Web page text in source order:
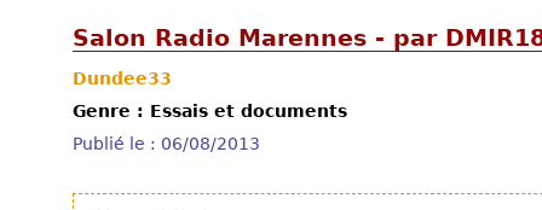
Salon Radio Marennes - par
Dundee33
Genre : Essais et documents
Publié le : 06/08/2013